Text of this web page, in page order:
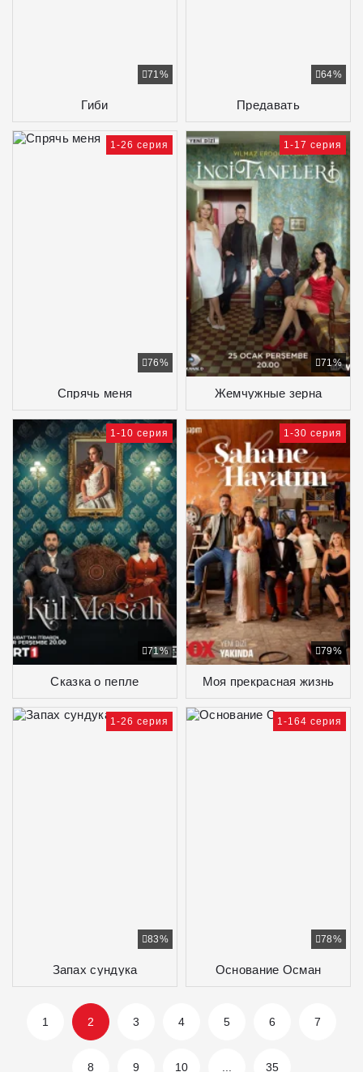
Гиби
71%
Предавать
64%
Спрячь меня
76%
1-26 серия
Жемчужные зерна
71%
1-17 серия
Сказка о пепле
71%
1-10 серия
Моя прекрасная жизнь
79%
1-30 серия
Запах сундука
83%
1-26 серия
Основание Осман
78%
1-164 серия
1 2 3 4 5 6 7
8 9 10 35